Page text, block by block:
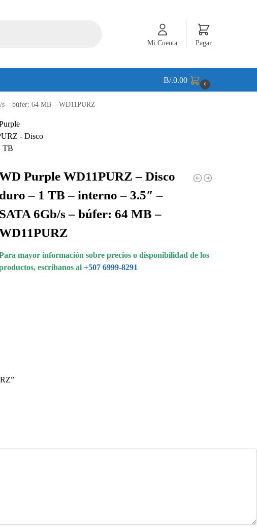
Mi Cuenta Pagar
B/.0.00 0
– búfer: 64 MB – WD11PURZ
Purple WD11PURZ – Disco
duro – 1 TB – interno – 3.5″ –
SATA 6Gb/s – búfer: 64 MB –
mayor información sobre precios o disponibilidad de los
escribanos al +507 6999-8291